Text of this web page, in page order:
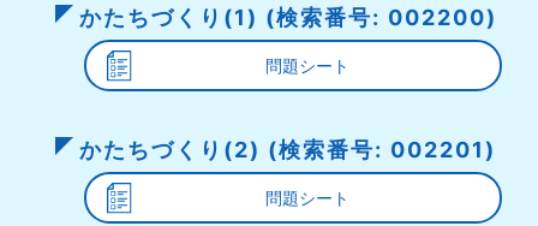
かたちづくり(1) (検索番号: 002200)
問題シート
かたちづくり(2) (検索番号: 002201)
問題シート